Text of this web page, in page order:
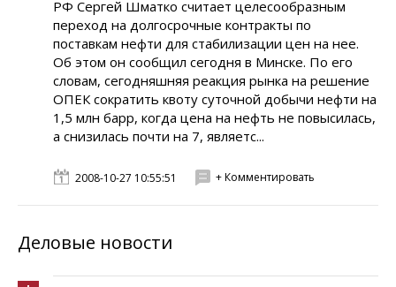
РФ Сергей Шматко считает целесообразным
переход на долгосрочные контракты по
поставкам нефти для стабилизации цен на нее.
Об этом он сообщил сегодня в Минске. По его
словам, сегодняшняя реакция рынка на решение
ОПЕК сократить квоту суточной добычи нефти на
1,5 млн барр, когда цена на нефть не повысилась,
а снизилась почти на 7, являетс...
2008-10-27 10:55:51 + Комментировать
Деловые новости